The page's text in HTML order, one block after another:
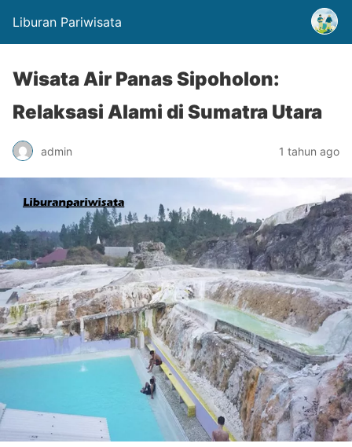
Liburan Pariwisata
Wisata Air Panas Sipoholon:
Relaksasi Alami di Sumatra Utara
admin 1 tahun ago